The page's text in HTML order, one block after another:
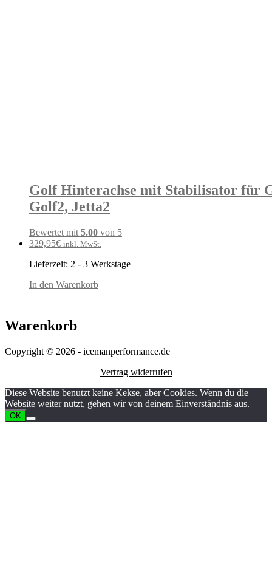
Golf Hinterachse mit Stabilisator für
Golf2, Jetta2
Bewertet mit 5.00 von 5
329,95€ inkl. MwSt.
Lieferzeit: 2 - 3 Werkstage
In den Warenkorb
Warenkorb
Copyright © 2026 - icemanperformance.de
Vertrag widerrufen
Diese Website benutzt keine Kekse, aber Cookies. Wenn du die
Website weiter nutzt, gehen wir von deinem Einverständnis aus.
OK